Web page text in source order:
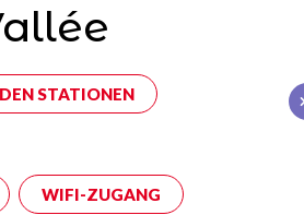
STATIONEN
WIFI-ZUGANG